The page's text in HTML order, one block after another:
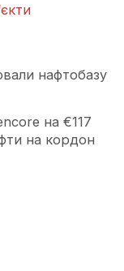
нафтобазу
на €117
на кордон